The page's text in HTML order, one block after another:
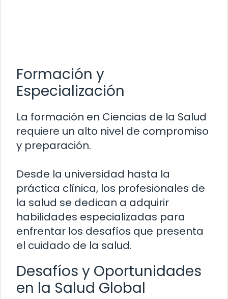
Formación y
Especialización
La formación en Ciencias de la Salud
requiere un alto nivel de compromiso
y preparación.
Desde la universidad hasta la
práctica clínica, los profesionales de
la salud se dedican a adquirir
habilidades especializadas para
enfrentar los desafíos que presenta
el cuidado de la salud.
Desafíos y Oportunidades
en la Salud Global